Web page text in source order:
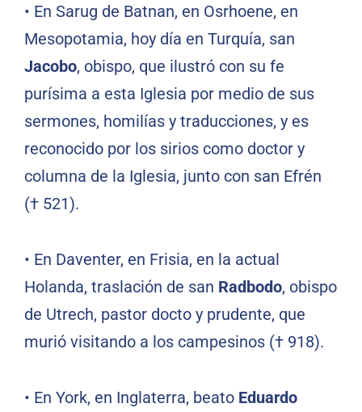
• En Sarug de Batnan, en Osrhoene, en
Mesopotamia, hoy día en Turquía, san
Jacobo, obispo, que ilustró con su fe
purísima a esta Iglesia por medio de sus
sermones, homilías y traducciones, y es
reconocido por los sirios como doctor y
columna de la Iglesia, junto con san Efrén
(† 521).
• En Daventer, en Frisia, en la actual
Holanda, traslación de san Radbodo, obispo
de Utrech, pastor docto y prudente, que
murió visitando a los campesinos († 918).
• En York, en Inglaterra, beato Eduardo